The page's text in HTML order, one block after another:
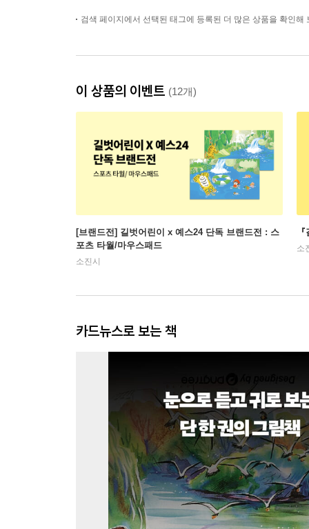
검색 페이지에서 선택된 태그에 등록된 더 많은 상품을 확인해
이 상품의 이벤트 (12개)
[브랜드전] 길벗어린이 x 예스24 단독 브랜드전 : 스
포츠 타월/마우스패드
소진시
소
카드뉴스로 보는 책